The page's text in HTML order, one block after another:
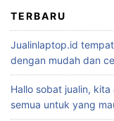
TERBARU
Jualinlaptop.id
dengan mudah dan
Hallo sobat jualin,
semua untuk yang